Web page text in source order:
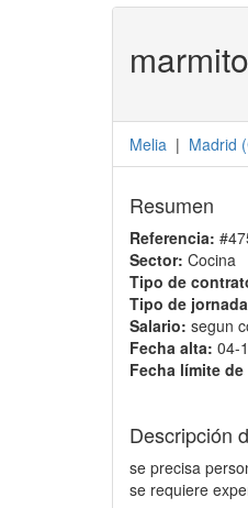
Melia | Madrid (
Resumen
Referencia:
Sector: Cocina
Tipo de
Tipo de
Salario: segun
Fecha alta: 04-
Fecha límite
Descripción
se precisa
se requiere